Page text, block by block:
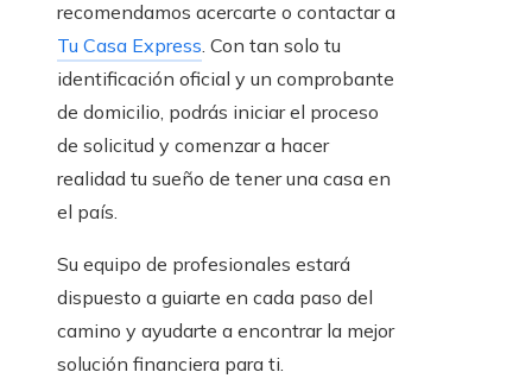
recomendamos acercarte o contactar a
Tu Casa Express. Con tan solo tu
identificación oficial y un comprobante
de domicilio, podrás iniciar el proceso
de solicitud y comenzar a hacer
realidad tu sueño de tener una casa en
el país.
Su equipo de profesionales estará
dispuesto a guiarte en cada paso del
camino y ayudarte a encontrar la mejor
solución financiera para ti.